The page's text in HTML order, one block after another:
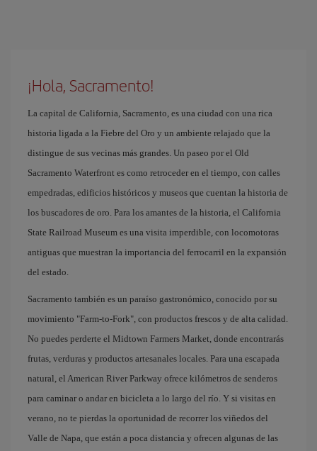
¡Hola, Sacramento!
La capital de California, Sacramento, es una ciudad con una rica
historia ligada a la Fiebre del Oro y un ambiente relajado que la
distingue de sus vecinas más grandes. Un paseo por el Old
Sacramento Waterfront es como retroceder en el tiempo, con calles
empedradas, edificios históricos y museos que cuentan la historia de
los buscadores de oro. Para los amantes de la historia, el California
State Railroad Museum es una visita imperdible, con locomotoras
antiguas que muestran la importancia del ferrocarril en la expansión
del estado.
Sacramento también es un paraíso gastronómico, conocido por su
movimiento "Farm-to-Fork", con productos frescos y de alta calidad.
No puedes perderte el Midtown Farmers Market, donde encontrarás
frutas, verduras y productos artesanales locales. Para una escapada
natural, el American River Parkway ofrece kilómetros de senderos
para caminar o andar en bicicleta a lo largo del río. Y si visitas en
verano, no te pierdas la oportunidad de recorrer los viñedos del
Valle de Napa, que están a poca distancia y ofrecen algunas de las